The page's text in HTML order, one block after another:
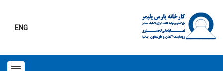
ENG